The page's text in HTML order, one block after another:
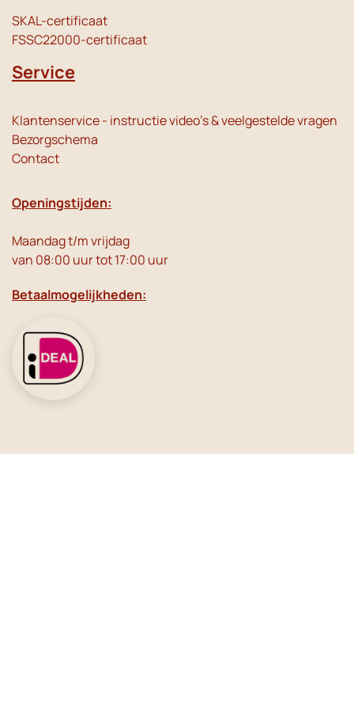
SKAL-certificaat
FSSC22000-certificaat
Service
Klantenservice - instructie video's & veelgestelde vragen
Bezorgschema
Contact
Openingstijden:
Maandag t/m vrijdag
van 08:00 uur tot 17:00 uur
Betaalmogelijkheden: